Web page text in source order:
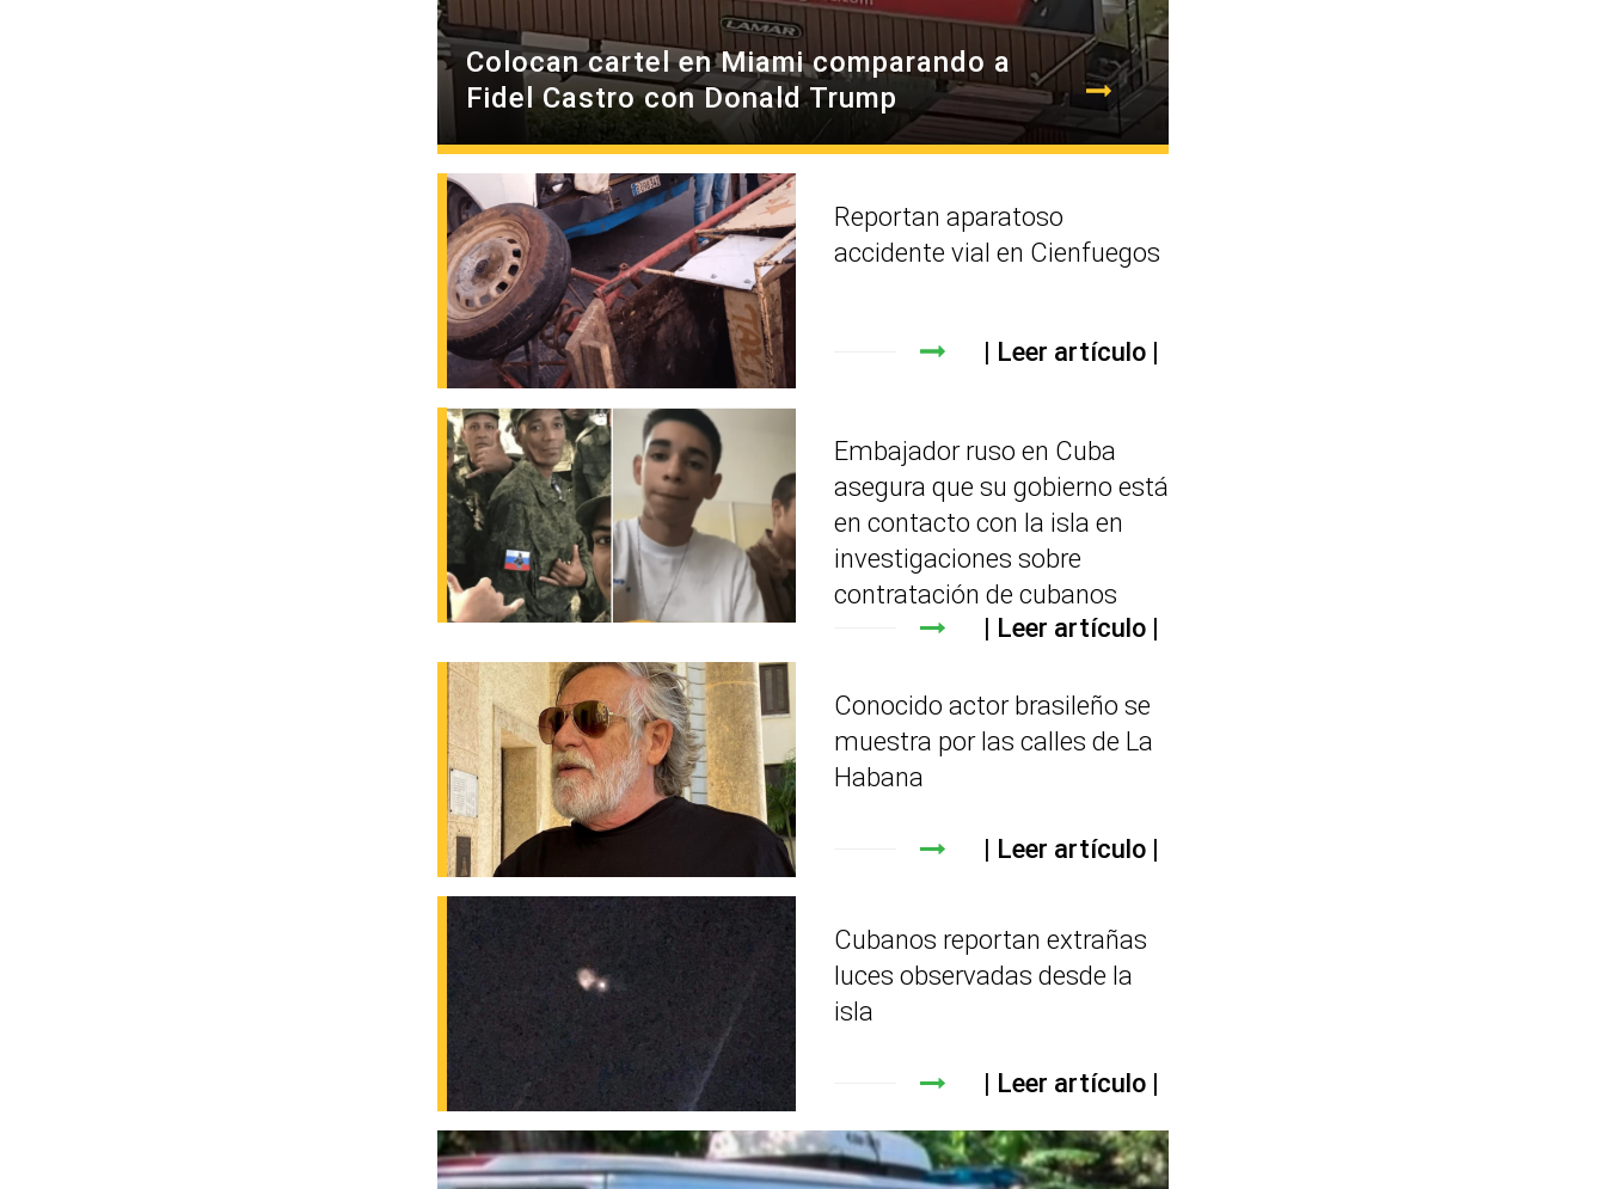
Colocan cartel en Miami comparando a
Fidel Castro con Donald Trump
Reportan aparatoso
accidente vial en Cienfuegos
Leer artículo
Embajador ruso en Cuba
asegura que su gobierno está
en contacto con la isla en
investigaciones sobre
contratación de cubanos
Leer artículo
Conocido actor brasileño se
muestra por las calles de La
Habana
Leer artículo
Cubanos reportan extrañas
luces observadas desde la
isla
Leer artículo